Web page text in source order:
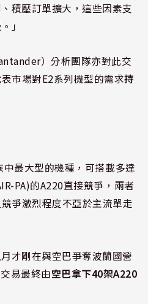
積壓訂單擴大，這些因素支
。」
）分析團隊亦對此交
市場對E2系列機型的需求持
最大型的機種，可搭載多達
PA)的A220直接競爭，兩者
爭激烈程度不亞於主流單走
才剛在與空巴爭奪波蘭國營
易最終由空巴拿下40架A220